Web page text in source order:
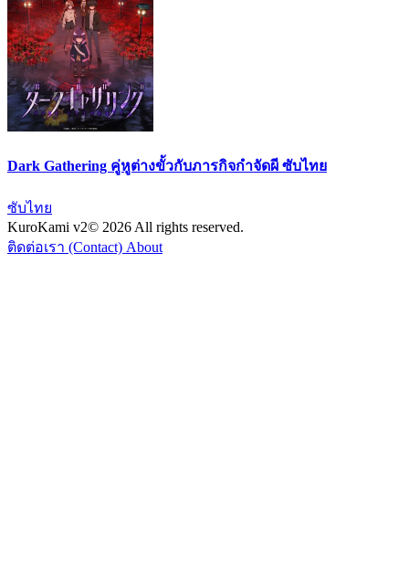
Dark Gathering คู่หูต่างขั้วกับภารกิจกำจัดผี ซับไทย
ซับไทย
KuroKami v2© 2026 All rights reserved.
ติดต่อเรา (Contact) About